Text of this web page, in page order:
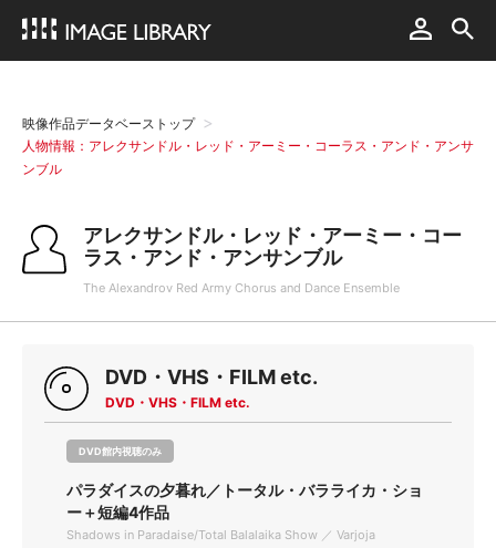
映像作品データベーストップ
人物情報：アレクサンドル・レッド・アーミー・コーラス・アンド・アンサ
ンブル
アレクサンドル・レッド・アーミー・コー
ラス・アンド・アンサンブル
The Alexandrov Red Army Chorus and Dance Ensemble
DVD・VHS・FILM etc.
DVD・VHS・FILM etc.
DVD館内視聴のみ
パラダイスの夕暮れ／トータル・バラライカ・ショ
ー＋短編4作品
Shadows in Paradaise/Total Balalaika Show ／ Varjoja